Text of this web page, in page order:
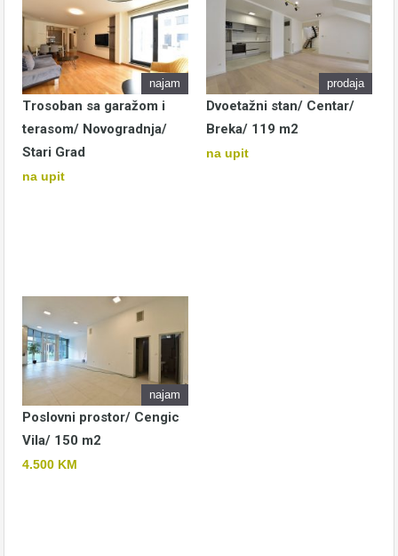
najam
Trosoban sa garažom i
terasom/ Novogradnja/
Stari Grad
na upit
prodaja
Dvoetažni stan/ Centar/
Breka/ 119 m2
na upit
najam
Poslovni prostor/ Cengic
Vila/ 150 m2
4.500 KM